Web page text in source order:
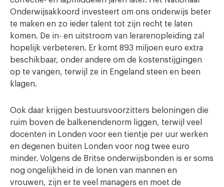
Onderwijsakkoord investeert om ons onderwijs beter
te maken en zo ieder talent tot zijn recht te laten
komen. De in- en uitstroom van lerarenopleiding zal
hopelijk verbeteren. Er komt 893 miljoen euro extra
beschikbaar, onder andere om de kostenstijgingen
op te vangen, terwijl ze in Engeland steen en been
klagen.
Ook daar krijgen bestuursvoorzitters beloningen die
ruim boven de balkenendenorm liggen, terwijl veel
docenten in Londen voor een tientje per uur werken
en degenen buiten Londen voor nog twee euro
minder. Volgens de Britse onderwijsbonden is er soms
nog ongelijkheid in de lonen van mannen en
vrouwen, zijn er te veel managers en moet de